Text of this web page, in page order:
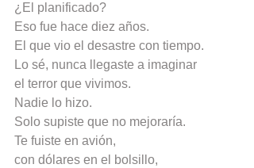
¿El planificado?
Eso fue hace diez años.
El que vio el desastre con tiempo.
Lo sé, nunca llegaste a imaginar
el terror que vivimos.
Nadie lo hizo.
Solo supiste que no mejoraría.
Te fuiste en avión,
con dólares en el bolsillo,